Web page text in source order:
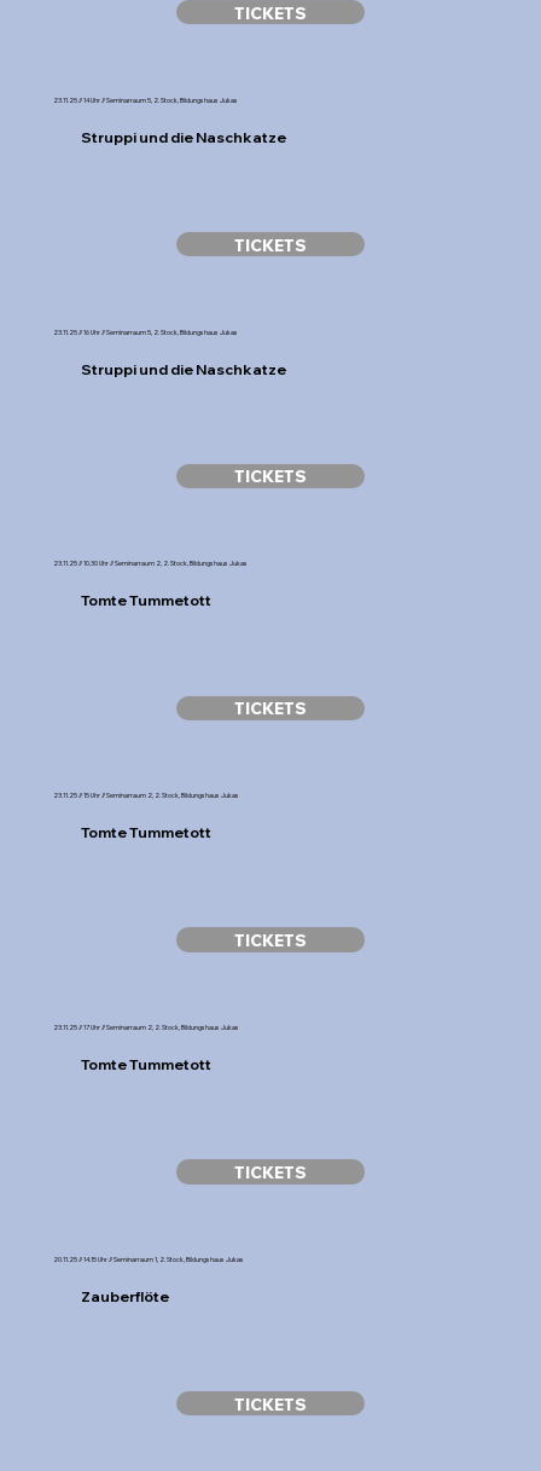
TICKETS
23.11.25 // 14 Uhr // Seminarraum 5, 2. Stock, Bildungshaus Jukas
Struppi und die Naschkatze
TICKETS
23.11.25 // 16 Uhr // Seminarraum 5, 2. Stock, Bildungshaus Jukas
Struppi und die Naschkatze
TICKETS
23.11.25 // 10.30 Uhr // Seminarraum 2, 2. Stock, Bildungshaus Jukas
Tomte Tummetott
TICKETS
23.11.25 // 15 Uhr // Seminarraum 2, 2. Stock, Bildungshaus Jukas
Tomte Tummetott
TICKETS
23.11.25 // 17 Uhr // Seminarraum 2, 2. Stock, Bildungshaus Jukas
Tomte Tummetott
TICKETS
20.11.25 // 14.15 Uhr // Seminarraum 1, 2. Stock, Bildungshaus Jukas
Zauberflöte
TICKETS